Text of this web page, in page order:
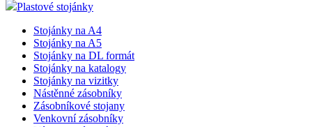
Plastové stojánky
Stojánky na A4
Stojánky na A5
Stojánky na DL formát
Stojánky na katalogy
Stojánky na vizitky
Nástěnné zásobníky
Zásobníkové stojany
Venkovní zásobníky